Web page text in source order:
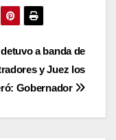
a banda de
y Juez los
Gobernador